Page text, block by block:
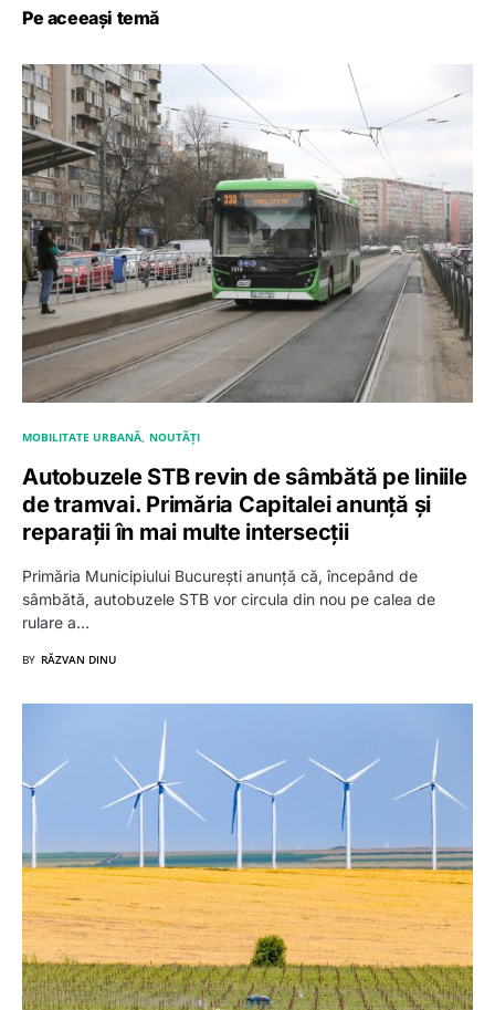
Pe aceeași temă
MOBILITATE URBANĂ NOUTĂȚI
Autobuzele STB revin de sâmbătă pe liniile
de tramvai. Primăria Capitalei anunță și
reparații în mai multe intersecții
Primăria Municipiului București anunță că, începând de
sâmbătă, autobuzele STB vor circula din nou pe calea de
rulare a…
BY RĂZVAN DINU